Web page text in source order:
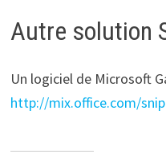
Autre solution
Un logiciel de Microsoft
http://mix.office.com/snip